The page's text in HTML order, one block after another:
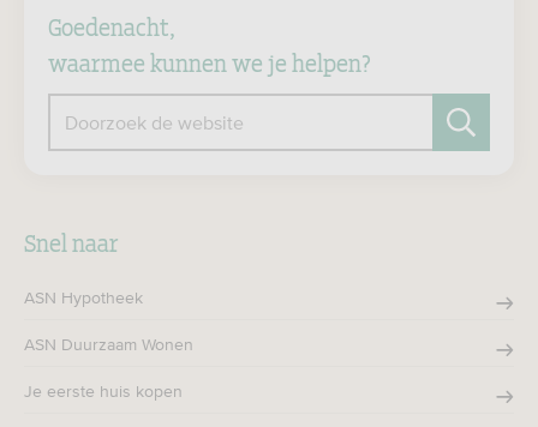
Goedenacht,
waarmee kunnen we je helpen?
Doorzoek de website
Snel naar
ASN Hypotheek
ASN Duurzaam Wonen
Je eerste huis kopen